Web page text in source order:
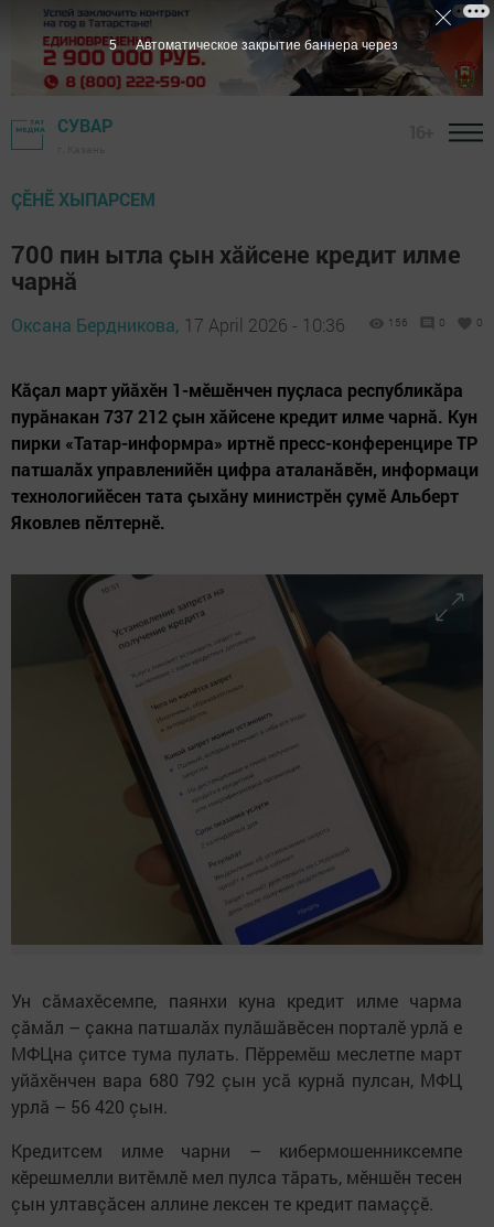
СУВАР
ÇӖНӖ ХЫПАРСЕМ
700 пин ытла çын хăйсене кредит илме
чарнă
Оксана Бердникова, 17 April 2026 - 10:36 156 0 0
Кăçал март уйăхӗн 1-мӗшӗнчен пуçласа республикăра
пурăнакан 737 212 çын хăйсене кредит илме чарнă. Кун
пирки «Татар-информра» иртнӗ пресс-конференцире ТР
патшалăх управленийӗн цифра аталанăвӗн, информаци
технологийӗсен тата çыхăну министрӗн çумӗ Альберт
Яковлев пӗлтернӗ.
Ун сăмахӗсемпе, паянхи куна кредит илме чарма
çăмăл – çакна патшалăх пулăшăвӗсен порталӗ урлă е
МФЦна çитсе тума пулать. Пӗрремӗш меслетпе март
уйăхӗнчен вара 680 792 çын усă курнă пулсан, МФЦ
урлă – 56 420 çын.
Кредитсем илме чарни – кибермошенниксемпе
кӗрешмелли витӗмлӗ мел пулса тăрать, мӗншӗн тесен
çын ултавçăсен аллине лексен те кредит памаççӗ.
3 Автоматическое закрытие баннера через